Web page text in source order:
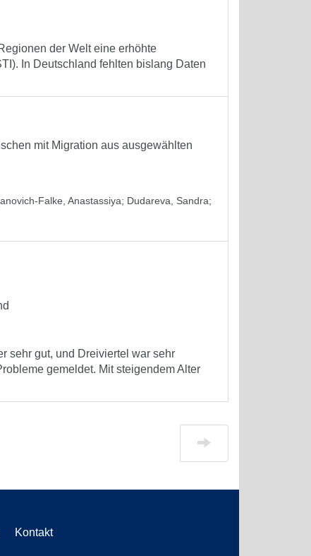
der Welt eine erhöhte
In Deutschland fehlten bislang Daten
mit Migration aus ausgewählten
Falke, Anastassiya; Dudareva, Sandra;
sehr gut, und Dreiviertel war sehr
gemeldet. Mit steigendem Alter
Kontakt